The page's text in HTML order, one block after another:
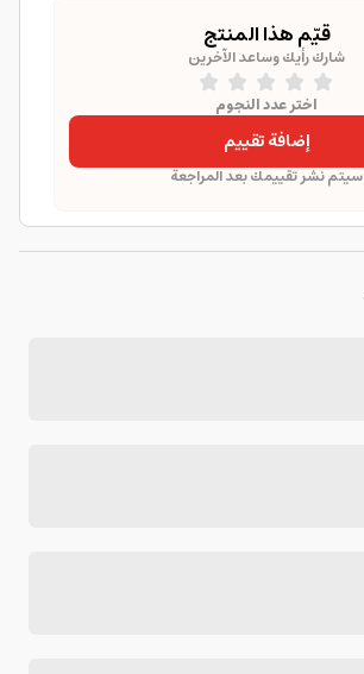
قيّم هذا المنتج
شارك رأيك وساعد الآخرين
اختر عدد النجوم
إضافة تقييم
سيتم نشر تقييمك بعد المراجعة